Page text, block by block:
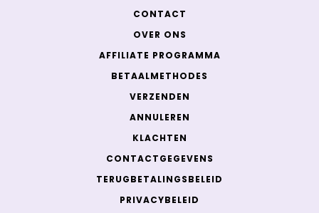
CONTACT
OVER ONS
AFFILIATE PROGRAMMA
BETAALMETHODES
VERZENDEN
ANNULEREN
KLACHTEN
CONTACTGEGEVENS
TERUGBETALINGSBELEID
PRIVACYBELEID